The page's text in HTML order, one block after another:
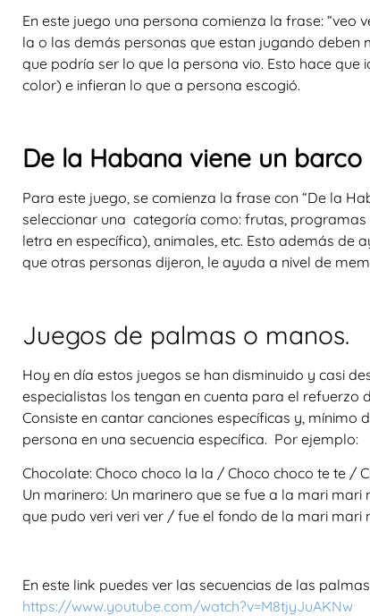
En este juego una persona comienza la frase: “veo
la o las demás personas que estan jugando
que podría ser lo que la persona vio. Esto hace
color) e infieran lo que a persona escogió.
De la Habana viene un barco
Para este juego, se comienza la frase con “De la
seleccionar una categoría como: frutas,
letra en específica), animales, etc. Esto además
que otras personas dijeron, le ayuda a nivel de
Juegos de palmas o manos.
Hoy en día estos juegos se han disminuido y casi
especialistas los tengan en cuenta para el refuerzo
Consiste en cantar canciones específicas y,
persona en una secuencia específica. Por ejemplo:
Chocolate: Choco choco la la / Choco choco te te /
Un marinero: Un marinero que se fue a la mari
que pudo veri veri ver / fue el fondo de la mari mari
En este link puedes ver las secuencias de las
https://www.youtube.com/watch?v=M8tjyJuAKNw